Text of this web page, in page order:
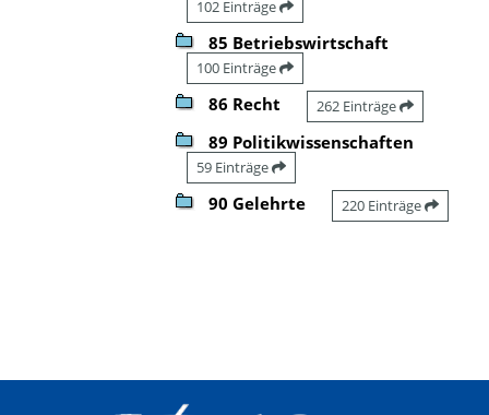
102 Einträge
85 Betriebswirtschaft
100 Einträge
86 Recht 262 Einträge
89 Politikwissenschaften
59 Einträge
90 Gelehrte 220 Einträge